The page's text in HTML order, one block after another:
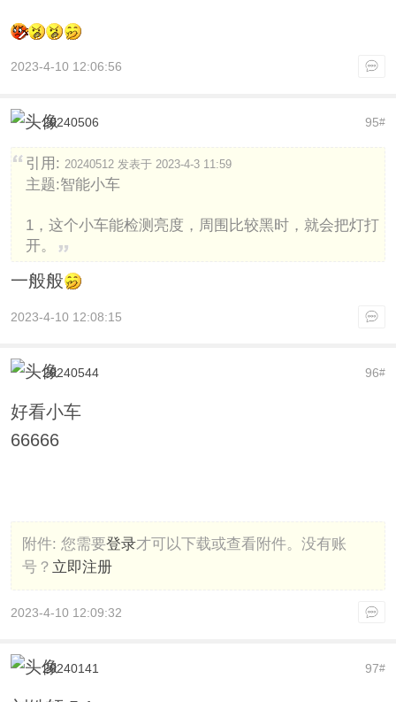
2023-4-10 12:06:56
95#
20240506
引用: 20240512 发表于 2023-4-3 11:59
主题:智能小车
1，这个小车能检测亮度，周围比较黑时，就会把灯打
开。
一般般
2023-4-10 12:08:15
96#
20240544
好看小车
66666
附件: 您需要登录才可以下载或查看附件。没有账
号？ 立即注册
2023-4-10 12:09:32
97#
20240141